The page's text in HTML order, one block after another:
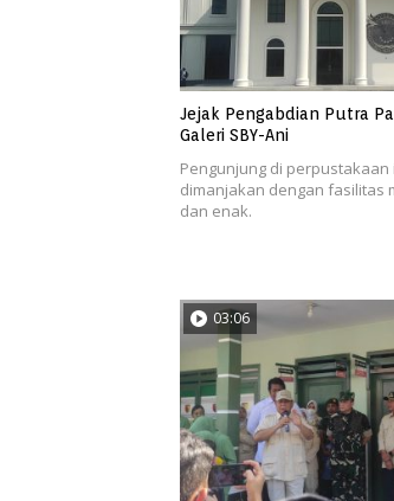
Jejak Pengabdian Putra
Galeri SBY-Ani
Pengunjung di perpustakaan
dimanjakan dengan fasilitas
dan enak.
03:06